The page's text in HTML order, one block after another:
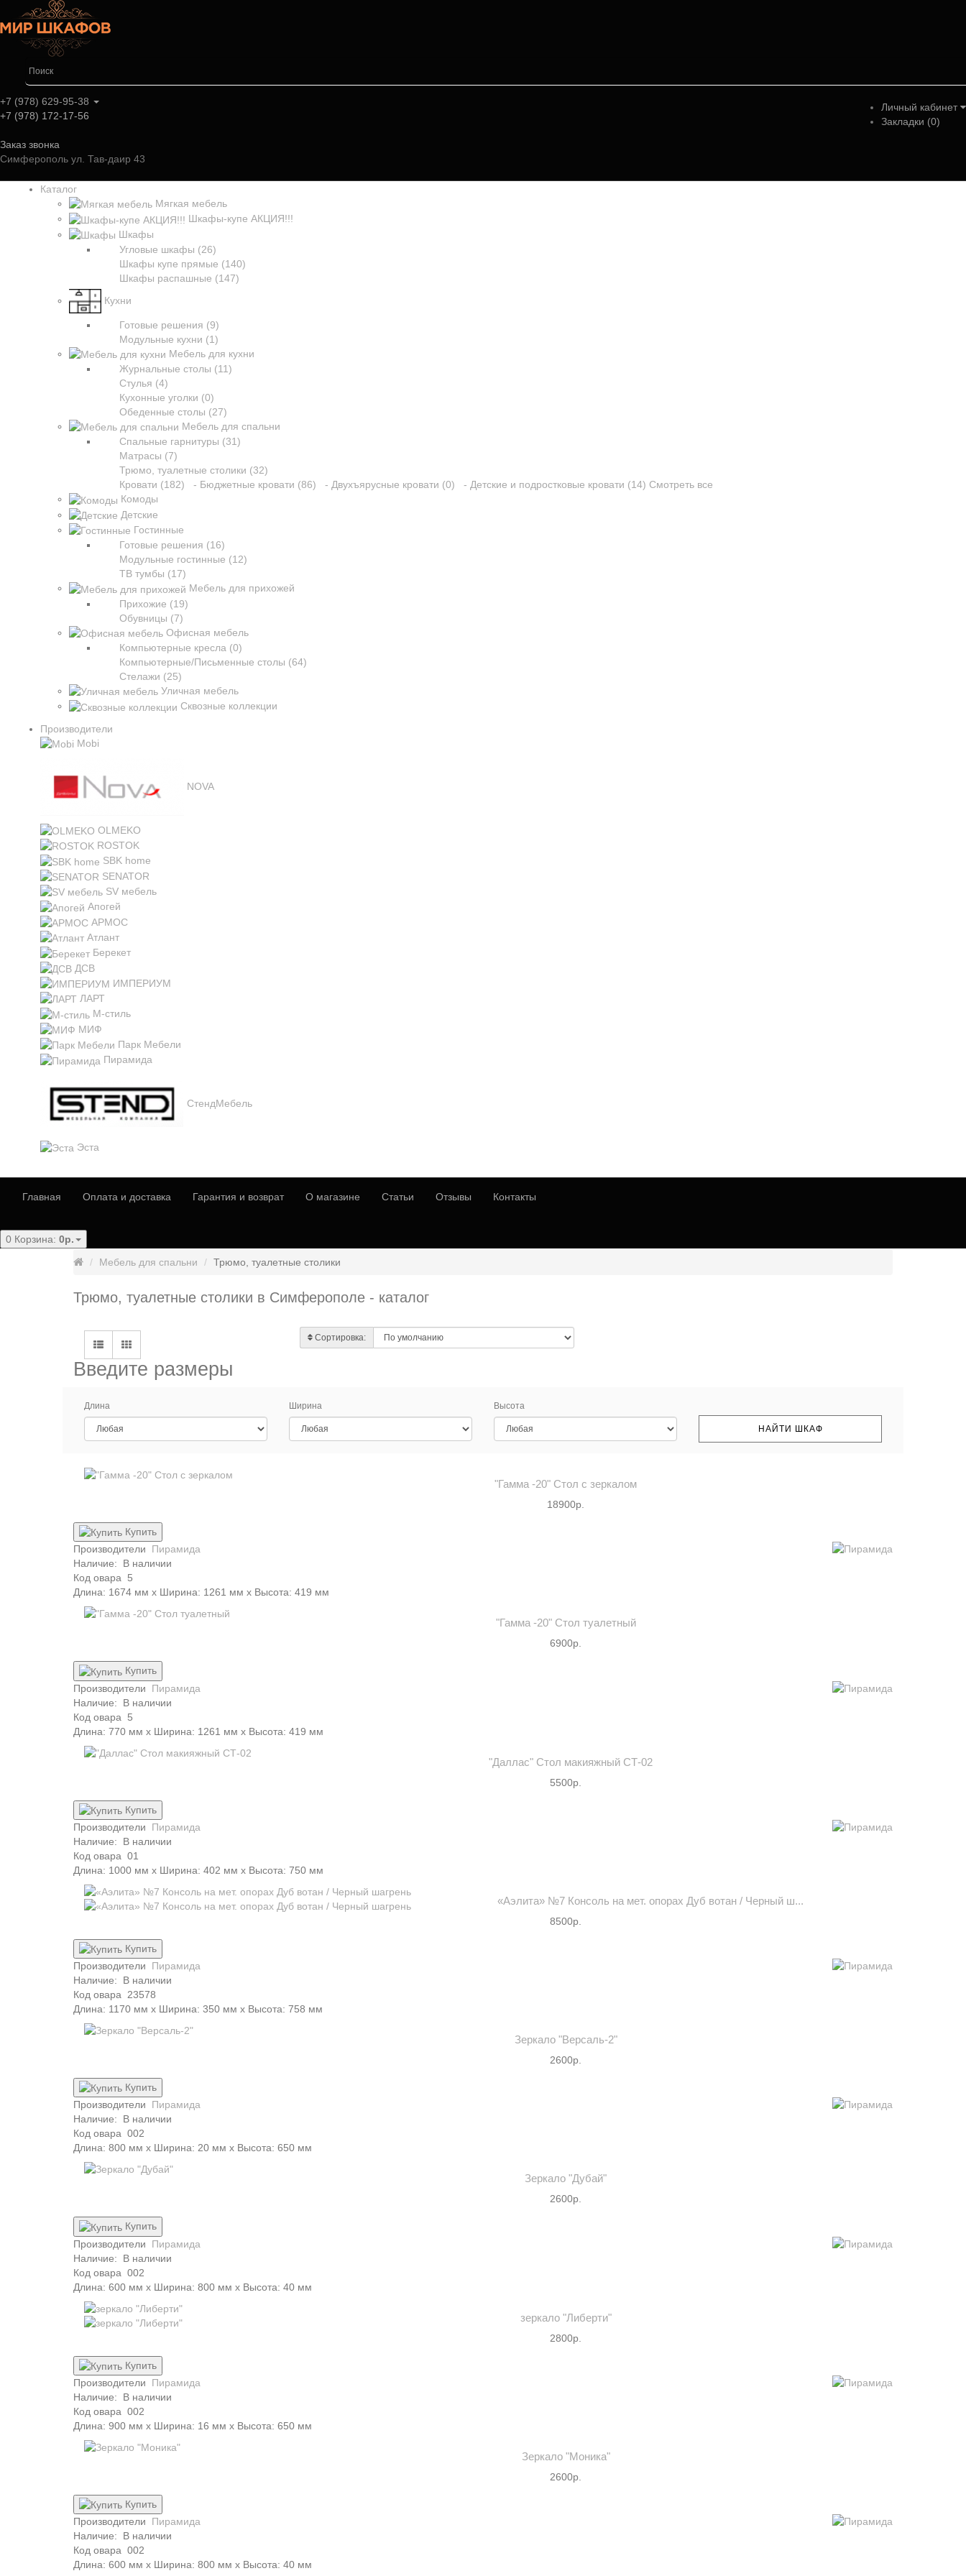
Личный кабинет
Закладки (0)
+7 (978) 629-95-38
+7 (978) 172-17-56
Заказ звонка
Симферополь ул. Тав-даир 43
Каталог
Мягкая мебель
Шкафы-купе АКЦИЯ!!!
Шкафы
Угловые шкафы (26)
Шкафы купе прямые (140)
Шкафы распашные (147)
Кухни
Готовые решения (9)
Модульные кухни (1)
Мебель для кухни
Журнальные столы (11)
Стулья (4)
Кухонные уголки (0)
Обеденные столы (27)
Мебель для спальни
Спальные гарнитуры (31)
Матрасы (7)
Трюмо, туалетные столики (32)
Кровати (182)
- Бюджетные кровати (86) - Двухъярусные кровати (0) - Детские и подростковые кровати (14) Смотреть все
Комоды
Детские
Гостинные
Готовые решения (16)
Модульные гостинные (12)
ТВ тумбы (17)
Мебель для прихожей
Прихожие (19)
Обувницы (7)
Офисная мебель
Компьютерные кресла (0)
Компьютерные/Письменные столы (64)
Стелажи (25)
Уличная мебель
Сквозные коллекции
Производители
Mobi
NOVA
OLMEKO
ROSTOK
SBK home
SENATOR
SV мебель
Апогей
АРМОС
Атлант
Берекет
ДСВ
ИМПЕРИУМ
ЛАРТ
М-стиль
МИФ
Парк Мебели
Пирамида
СтендМебель
Эста
Главная Оплата и доставка Гарантия и возврат О магазине Статьи Отзывы Контакты
0 Корзина: 0р.
Мебель для спальни
Трюмо, туалетные столики
Трюмо, туалетные столики в Симферополе - каталог
Сортировка:
Введите размеры
Длина Ширина Высота
"Гамма -20" Стол с зеркалом
18900р.
Купить
Производители
Пирамида
Наличие: В наличии
Код овара 5
Длина: 1674 мм x Ширина: 1261 мм x Высота: 419 мм
"Гамма -20" Стол туалетный
6900р.
Купить
Производители
Пирамида
Наличие: В наличии
Код овара 5
Длина: 770 мм x Ширина: 1261 мм x Высота: 419 мм
"Даллас" Стол макияжный СТ-02
5500р.
Купить
Производители
Пирамида
Наличие: В наличии
Код овара 01
Длина: 1000 мм x Ширина: 402 мм x Высота: 750 мм
«Аэлита» №7 Консоль на мет. опорах Дуб вотан / Черный ш...
8500р.
Купить
Производители
Пирамида
Наличие: В наличии
Код овара 23578
Длина: 1170 мм x Ширина: 350 мм x Высота: 758 мм
Зеркало "Версаль-2"
2600р.
Купить
Производители
Пирамида
Наличие: В наличии
Код овара 002
Длина: 800 мм x Ширина: 20 мм x Высота: 650 мм
Зеркало "Дубай"
2600р.
Купить
Производители
Пирамида
Наличие: В наличии
Код овара 002
Длина: 600 мм x Ширина: 800 мм x Высота: 40 мм
зеркало "Либерти"
2800р.
Купить
Производители
Пирамида
Наличие: В наличии
Код овара 002
Длина: 900 мм x Ширина: 16 мм x Высота: 650 мм
Зеркало "Моника"
2600р.
Купить
Производители
Пирамида
Наличие: В наличии
Код овара 002
Длина: 600 мм x Ширина: 800 мм x Высота: 40 мм